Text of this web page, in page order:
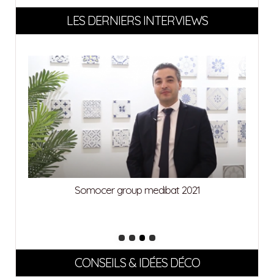
LES DERNIERS INTERVIEWS
Somocer group medibat 2021
CONSEILS & IDÉES DÉCO